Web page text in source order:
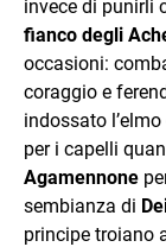
invece di punirli
fianco degli
occasioni:
coraggio e
indossato
per i capelli
Agamennone
sembianza di
principe troiano